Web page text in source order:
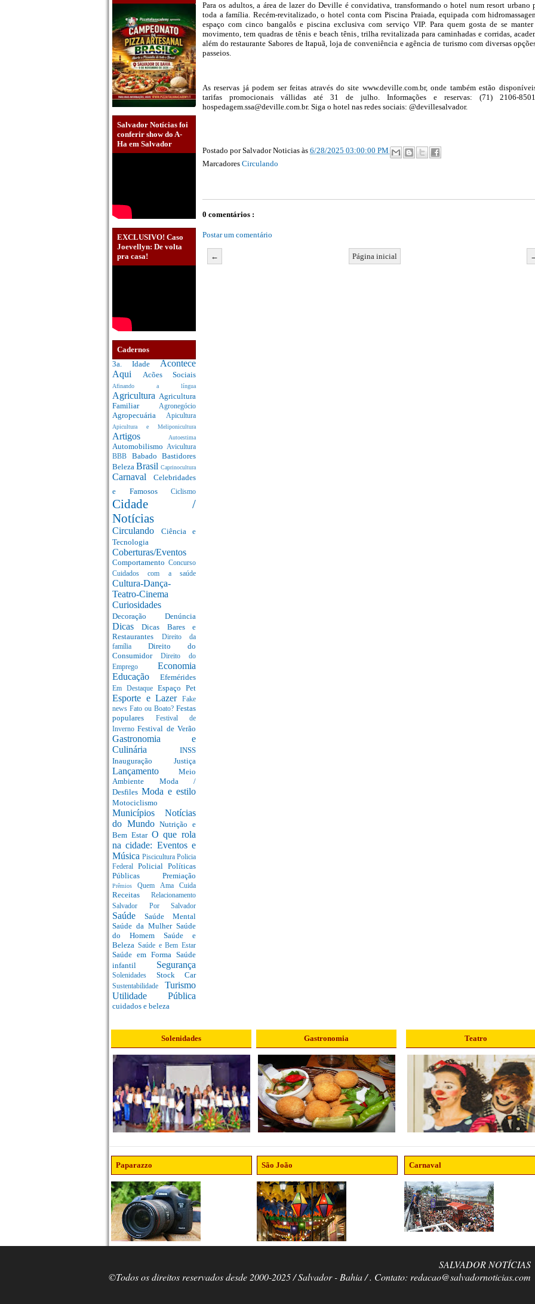
Salvador Notícias foi
conferir show do A-
Ha em Salvador
EXCLUSIVO! Caso
Joevellyn: De volta
pra casa!
Cadernos
3a. Idade Acontece
Aqui Acões Sociais
Afinando a língua
Agricultura Agricultura
Familiar Agronegócio
Agropecuária Apicultura
Apicultura e Meliponicultura
Artigos Autoestima
Automobilismo Avicultura
BBB Babado Bastidores
Beleza Brasil Caprinocultura
Carnaval Celebridades
e Famosos Ciclismo
Cidade /
Notícias
Circulando Ciência e
Tecnologia
Coberturas/Eventos
Comportamento Concurso
Cuidados com a saúde
Cultura-Dança-
Teatro-Cinema
Curiosidades
Decoração Denúncia
DicasDicas Bares e
Restaurantes
Direito da
família Direito do
Consumidor Direito do
Emprego Economia
Educação Efemérides
Em Destaque Espaço Pet
Esporte e Lazer
Fake
news Fato ou Boato? Festas
populares
Festival de
InvernoFestival de Verão
Gastronomia e
Culinária INSS
Inauguração Justiça
Lançamento Meio
Ambiente Moda /
Desfiles Moda e estilo
Motociclismo
Municípios Notícias
do MundoNutrição e
Bem Estar O que rola
na cidade: Eventos e
Música Piscicultura Policia
Federal Policial Políticas
Públicas Premiação
PrêmiosQuem Ama Cuida
Receitas Relacionamento
Salvador Por Salvador
Saúde Saúde Mental
Saúde da Mulher Saúde
do Homem Saúde e
Beleza Saúde e Bem Estar
Saúde em Forma Saúde
infantil Segurança
Solenidades Stock Car
Sustentabilidade Turismo
Utilidade Pública
cuidados e beleza
Para os adultos, a área de lazer do Deville é convidativa, transformando o hotel num resort urbano
toda a família. Recém-revitalizado, o hotel conta com Piscina Praiada, equipada com
espaço com cinco bangalôs e piscina exclusiva com serviço VIP. Para quem gosta de se manter
movimento, tem quadras de tênis e beach tênis, trilha revitalizada para caminhadas e corridas,
além do restaurante Sabores de Itapuã, loja de conveniência e agência de turismo com diversas
passeios.
As reservas já podem ser feitas através do site www.deville.com.br, onde também estão
tarifas promocionais vállidas até 31 de julho. Informações e reservas: (71) 2106-
hospedagem.ssa@deville.com.br. Siga o hotel nas redes sociais: @devillesalvador.
Postado porSalvador Noticias às 6/28/2025 03:00:00 PM
Marcadores Circulando
0 comentários :
Postar um comentário
← Página inicial
Solenidades Gastronomia Teatro
Paparazzo São João Carnaval
SALVADOR NOTÍCIAS
©Todos os direitos reservados desde 2000-2025 / Salvador - Bahia / . Contato: redacao@salvadornoticias.com